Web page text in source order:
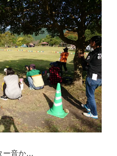
ー音か…